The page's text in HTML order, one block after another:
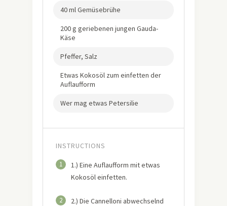
40 ml Gemüsebrühe
200 g geriebenen jungen Gauda-
Käse
Pfeffer, Salz
Etwas Kokosöl zum einfetten der
Auflaufform
Wer mag etwas Petersilie
INSTRUCTIONS
1
1.) Eine Auflaufform mit etwas
Kokosöl einfetten.
2
2.) Die Cannelloni abwechselnd